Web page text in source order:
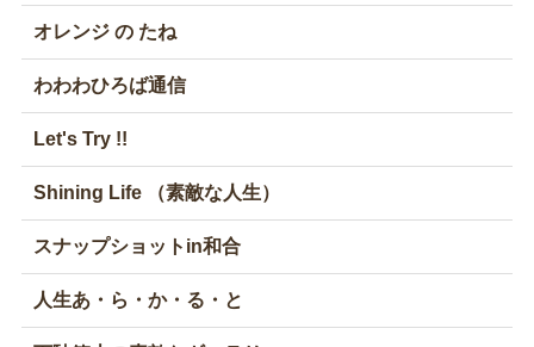
オレンジ の たね
わわわひろば通信
Let's Try !!
Shining Life （素敵な人生）
スナップショットin和合
人生あ・ら・か・る・と